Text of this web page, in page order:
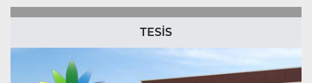
TESİS